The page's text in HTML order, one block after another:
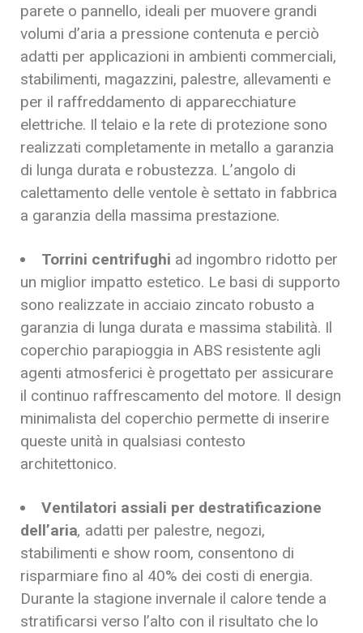
parete o pannello, ideali per muovere grandi
volumi d’aria a pressione contenuta e perciò
adatti per applicazioni in ambienti commerciali,
stabilimenti, magazzini, palestre, allevamenti e
per il raffreddamento di apparecchiature
elettriche. Il telaio e la rete di protezione sono
realizzati completamente in metallo a garanzia
di lunga durata e robustezza. L’angolo di
calettamento delle ventole è settato in fabbrica
a garanzia della massima prestazione.
Torrini centrifughi ad ingombro ridotto per
un miglior impatto estetico. Le basi di supporto
sono realizzate in acciaio zincato robusto a
garanzia di lunga durata e massima stabilità. Il
coperchio parapioggia in ABS resistente agli
agenti atmosferici è progettato per assicurare
il continuo raffrescamento del motore. Il design
minimalista del coperchio permette di inserire
queste unità in qualsiasi contesto
architettonico.
Ventilatori assiali per destratificazione
dell’aria, adatti per palestre, negozi,
stabilimenti e show room, consentono di
risparmiare fino al 40% dei costi di energia.
Durante la stagione invernale il calore tende a
stratificarsi verso l’alto con il risultato che lo